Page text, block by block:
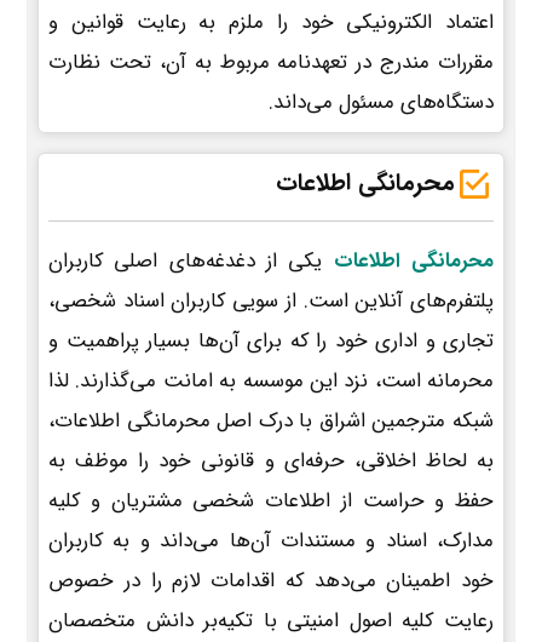
اعتماد الکترونیکی خود را ملزم به رعایت قوانین و
مقررات مندرج در تعهدنامه مربوط به آن، تحت نظارت
دستگاه‌های مسئول می‌داند.
محرمانگی اطلاعات
محرمانگی اطلاعات یکی از دغدغه‌های اصلی کاربران
پلتفرم‌های آنلاین است. از سویی کاربران اسناد شخصی،
تجاری و اداری خود را که برای آن‌ها بسیار پراهمیت و
محرمانه است، نزد این موسسه به امانت می‌گذارند. لذا
شبکه مترجمین اشراق با درک اصل محرمانگی اطلاعات،
به لحاظ اخلاقی، حرفه‌ای و قانونی خود را موظف به
حفظ و حراست از اطلاعات شخصی مشتریان و کلیه
مدارک، اسناد و مستندات آن‌ها می‌داند و به کاربران
خود اطمینان می‌دهد که اقدامات لازم را در خصوص
رعایت کلیه اصول امنیتی با تکیه‌بر دانش متخصصان